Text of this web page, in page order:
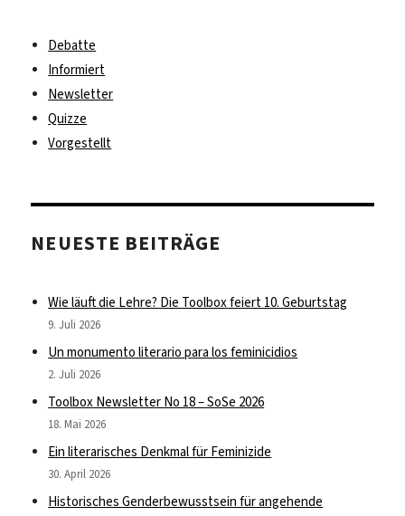
Debatte
Informiert
Newsletter
Quizze
Vorgestellt
NEUESTE BEITRÄGE
Wie läuft die Lehre? Die Toolbox feiert 10. Geburtstag
9. Juli 2026
Un monumento literario para los feminicidios
2. Juli 2026
Toolbox Newsletter No 18 – SoSe 2026
18. Mai 2026
Ein literarisches Denkmal für Feminizide
30. April 2026
Historisches Genderbewusstsein für angehende